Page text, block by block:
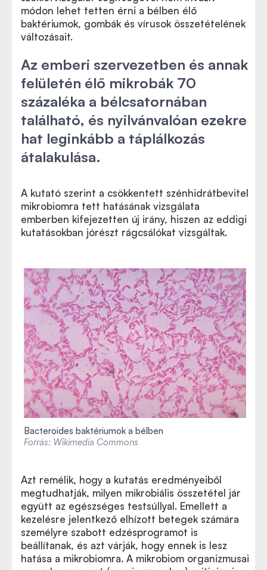
módon lehet tetten érni a bélben élő
baktériumok, gombák és vírusok összetételének
változásait.
Az emberi szervezetben és annak
felületén élő mikrobák 70
százaléka a bélcsatornában
található, és nyilvánvalóan ezekre
hat leginkább a táplálkozás
átalakulása.
A kutató szerint a csökkentett szénhidrátbevitel
mikrobiomra tett hatásának vizsgálata
emberben kifejezetten új irány, hiszen az eddigi
kutatásokban jórészt rágcsálókat vizsgáltak.
Bacteroides baktériumok a bélben
Forrás: Wikimedia Commons
Azt remélik, hogy a kutatás eredményeiből
megtudhatják, milyen mikrobiális összetétel jár
együtt az egészséges testsúllyal. Emellett a
kezelésre jelentkező elhízott betegek számára
személyre szabott edzésprogramot is
beállítanak, és azt várják, hogy ennek is lesz
hatása a mikrobiomra. A mikrobiom organizmusai